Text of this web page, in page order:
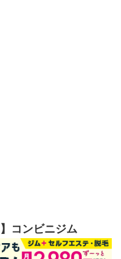
】コンビニジム